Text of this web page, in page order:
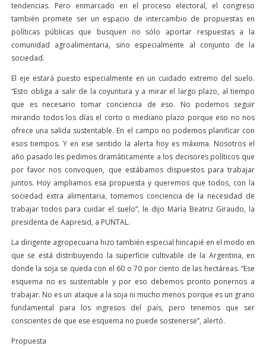
tendencias. Pero enmarcado en el proceso electoral, el congreso
también promete ser un espacio de intercambio de propuestas en
políticas públicas que busquen no sólo aportar respuestas a la
comunidad agroalimentaria, sino especialmente al conjunto de la
sociedad.
El eje estará puesto especialmente en un cuidado extremo del suelo.
“Esto obliga a salir de la coyuntura y a mirar el largo plazo, al tiempo
que es necesario tomar conciencia de eso. No podemos seguir
mirando todos los días el corto o mediano plazo porque eso no nos
ofrece una salida sustentable. En el campo no podemos planificar con
esos tiempos. Y en ese sentido la alerta hoy es máxima. Nosotros el
año pasado les pedimos dramáticamente a los decisores políticos que
por favor nos convoquen, que estábamos dispuestos para trabajar
juntos. Hoy ampliamos esa propuesta y queremos que todos, con la
sociedad extra alimentaria, tomemos conciencia de la necesidad de
trabajar todos para cuidar el suelo”, le dijo María Beatriz Giraudo, la
presidenta de Aapresid, a PUNTAL.
La dirigente agropecuaria hizo también especial hincapié en el modo en
que se está distribuyendo la superficie cultivable de la Argentina, en
donde la soja se queda con el 60 o 70 por ciento de las hectáreas. “Ese
esquema no es sustentable y por eso debemos pronto ponernos a
trabajar. No es un ataque a la soja ni mucho menos porque es un grano
fundamental para los ingresos del país, pero tenemos que ser
conscientes de que ese esquema no puede sostenerse”, alertó.
Propuesta